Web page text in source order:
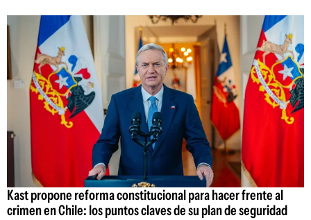
Kast propone reforma constitucional para hacer frente al
crimen en Chile: los puntos claves de su plan de seguridad